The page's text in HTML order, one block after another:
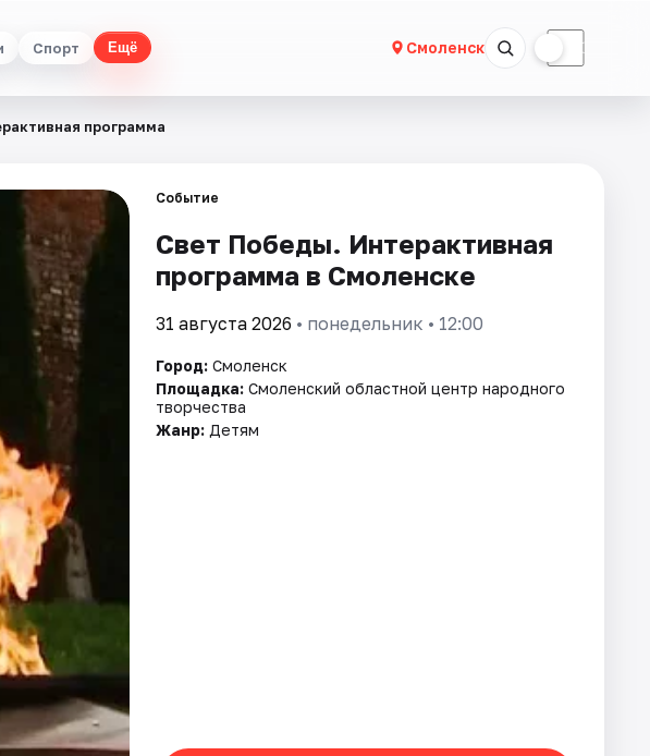
Спорт Ещё Смоленск ☾
программа
Событие
Свет Победы. Интерактивная
программа в Смоленске
31 августа 2026 • понедельник • 12:00
Город: Смоленск
Площадка: Смоленский областной центр народного
творчества
Жанр: Детям